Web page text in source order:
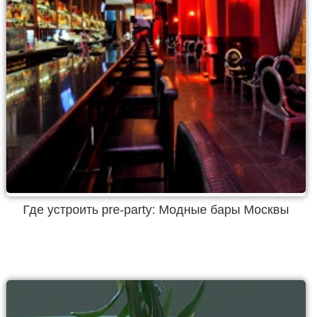
Где устроить pre-party: Модные бары Москвы